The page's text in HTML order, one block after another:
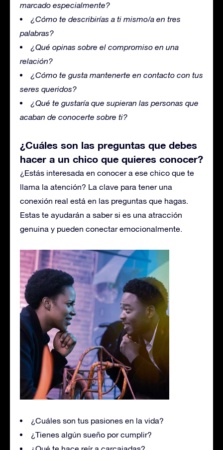
marcado especialmente?
¿Cómo te describirías a ti mismo/a en tres
palabras?
¿Qué opinas sobre el compromiso en una
relación?
¿Cómo te gusta mantenerte en contacto con tus
seres queridos?
¿Qué te gustaría que supieran las personas que
acaban de conocerte sobre ti?
¿Cuáles son las preguntas que debes
hacer a un chico que quieres conocer?
¿Estás interesada en conocer a ese chico que te
llama la atención? La clave para tener una
conexión real está en las preguntas que hagas.
Estas te ayudarán a saber si es una atracción
genuina y pueden conectar emocionalmente.
¿Cuáles son tus pasiones en la vida?
¿Tienes algún sueño por cumplir?